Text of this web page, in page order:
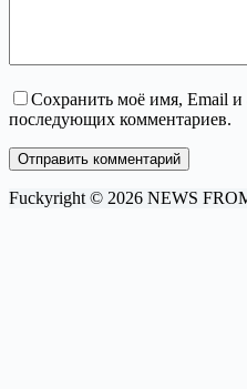
Сохранить моё имя, Email и
последующих комментариев.
Отправить комментарий
Fuckyright © 2026 NEWS